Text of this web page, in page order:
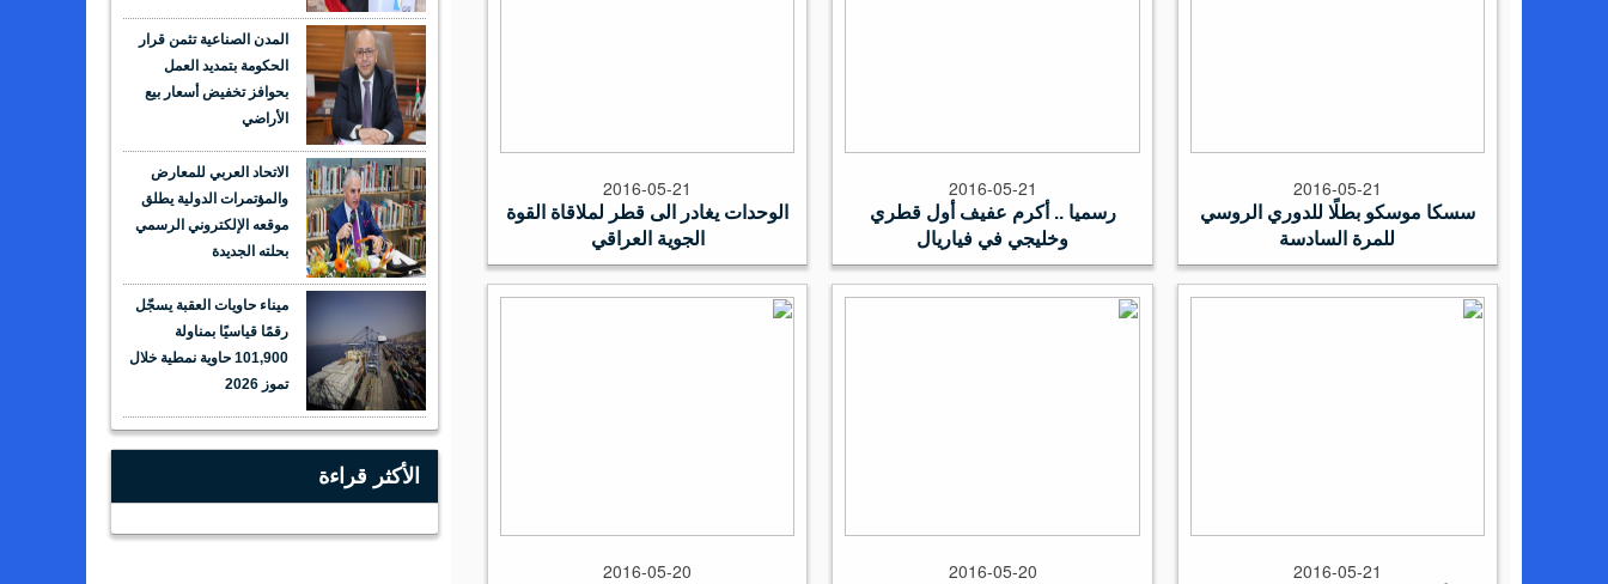
2016-05-21
سسكا موسكو بطلًا للدوري الروسي
للمرة السادسة
2016-05-21
رسميا .. أكرم عفيف أول قطري
وخليجي في فياريال
2016-05-21
الوحدات يغادر الى قطر لملاقاة القوة
الجوية العراقي
2016-05-21
2016-05-20
2016-05-20
المدن الصناعية تثمن قرار
الحكومة بتمديد العمل
بحوافز تخفيض أسعار بيع
الأراضي
الاتحاد العربي للمعارض
والمؤتمرات الدولية يطلق
موقعه الإلكتروني الرسمي
بحلته الجديدة
ميناء حاويات العقبة يسجّل
رقمًا قياسيًا بمناولة
101,900 حاوية نمطية خلال
تموز 2026
الأكثر قراءة